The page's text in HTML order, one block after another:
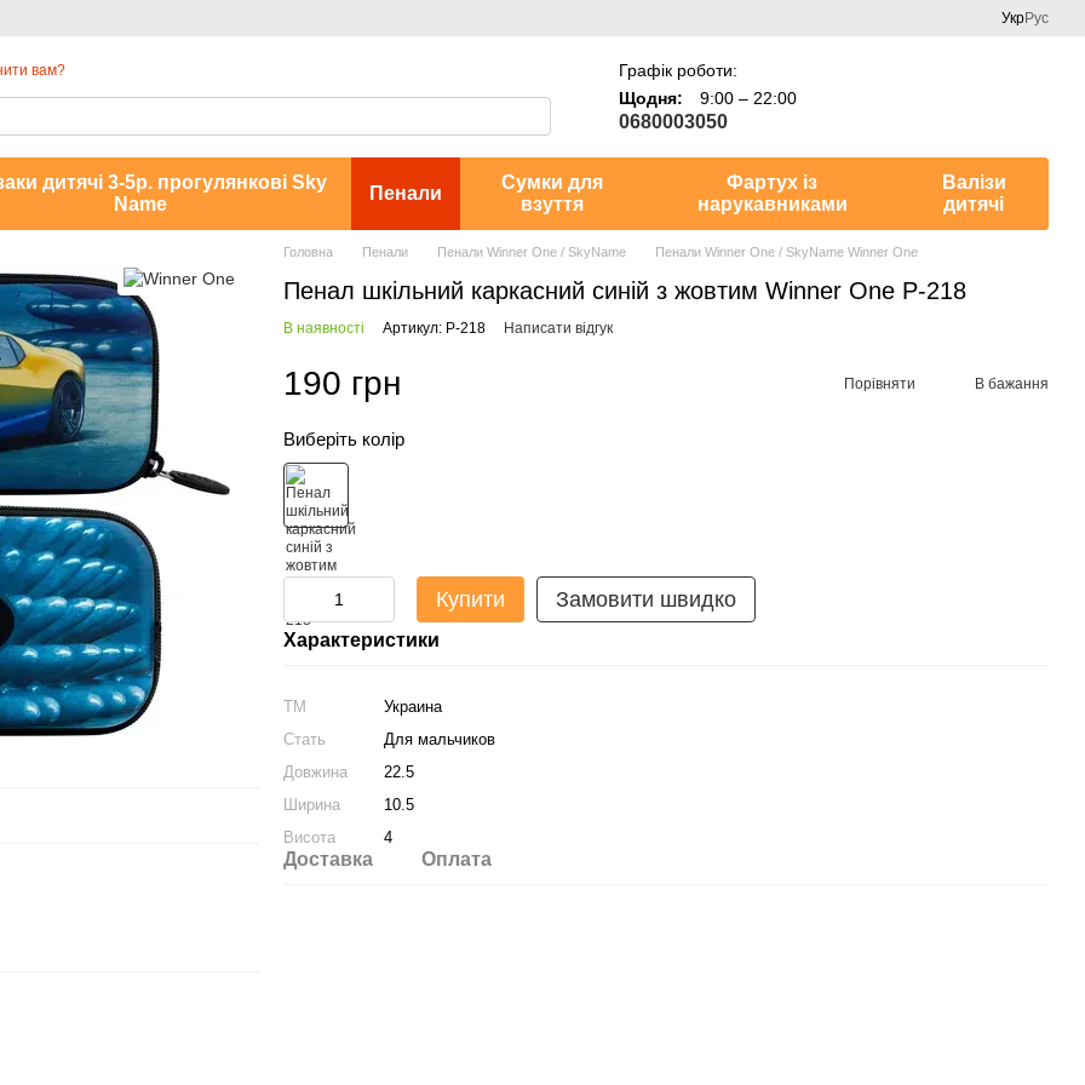
УкрРус
вам?
Графік роботи:
Щодня:
9:00 – 22:00
0680003050
дитячі 3-5р. прогулянкові Sky
Name
Пенали
Сумки для
взуття
Фартух із
нарукавниками
Валізи
дитячі
Головна Пенали Пенали Winner One / SkyName Пенали Winner One / SkyName Winner One
Пенал шкільний каркасний синій з жовтим Winner One P-218
В наявності Артикул: P-218 Написати відгук
190 грн Порівняти В бажання
Виберіть колір
Купити Замовити швидко
Характеристики
ТМ
Украина
Стать
Для мальчиков
Довжина
22.5
Ширина
10.5
Висота
4
Доставка Оплата